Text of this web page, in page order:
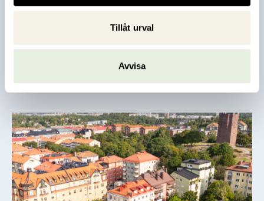
Tillåt urval
Avvisa
kulturutbud, naturreservat och plats för både mänskliga
Läs mer om Sundbyberg